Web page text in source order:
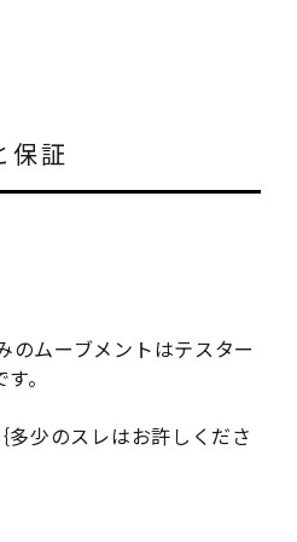
保証
のムーブメントはテスター
。
多少のスレはお許しくださ